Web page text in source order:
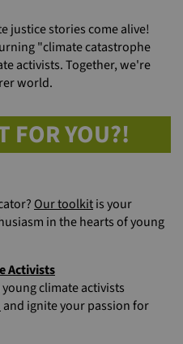
justice stories come alive!
"climate catastrophe
activists. Together, we're
world.
FOR YOU?!
Our toolkitis your
in the hearts of young
Activists
climate activists
and ignite your passion for